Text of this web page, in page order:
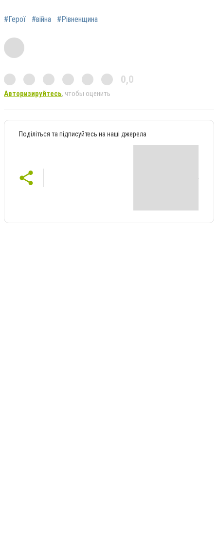
#Герої #війна #Рівненщина
0,0
Авторизируйтесь, чтобы оценить
Поділіться та підписуйтесь на наші джерела